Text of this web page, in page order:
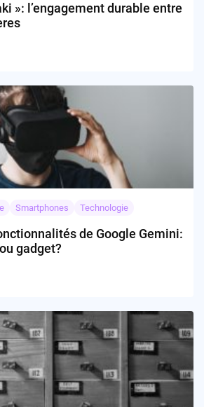
»: l’engagement durable entre
Smartphones Technologie
de Google Gemini:
gadget?